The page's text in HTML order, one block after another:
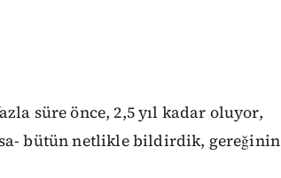
süre önce, 2,5 yıl kadar oluyor,
bütün netlikle bildirdik, gereğinin